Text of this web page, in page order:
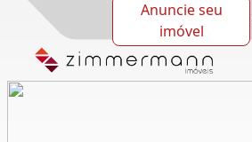
Anuncie seu
imóvel